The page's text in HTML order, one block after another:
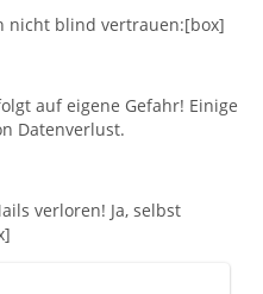
nicht blind vertrauen:[box]
auf eigene Gefahr! Einige
Datenverlust.
verloren! Ja, selbst